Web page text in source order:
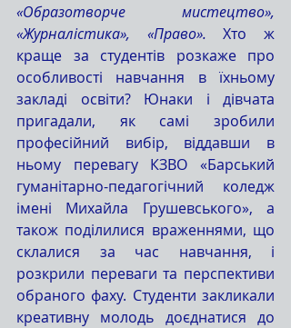
«Образотворче мистецтво»,
«Журналістика», «Право». Хто ж
краще за студентів розкаже про
особливості навчання в їхньому
закладі освіти? Юнаки і дівчата
пригадали, як самі зробили
професійний вибір, віддавши в
ньому перевагу КЗВО «Барський
гуманітарно-педагогічний коледж
імені Михайла Грушевського», а
також поділилися враженнями, що
склалися за час навчання, і
розкрили переваги та перспективи
обраного фаху. Студенти закликали
креативну молодь доєднатися до